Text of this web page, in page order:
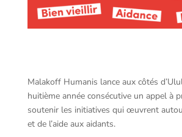
Malakoff Humanis lance aux côtés
huitième année consécutive un appel à
soutenir les initiatives qui œuvrent
et de l’aide aux aidants.